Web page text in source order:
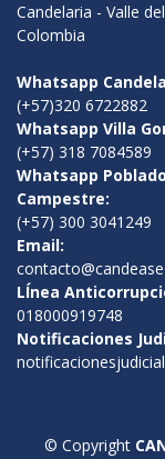
Candelaria - Valle
Colombia
Whatsapp
(+57)320 6722882
Whatsapp Villa
(+57) 318 7084589
Whatsapp Poblado
Campestre:
(+57) 300 3041249
Email:
LÍnea
018000919748
Notificaciones
© Copyright